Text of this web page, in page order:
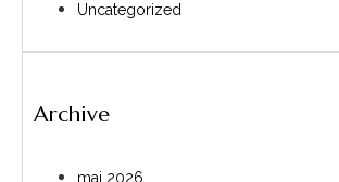
Uncategorized
Archive
mai 2026